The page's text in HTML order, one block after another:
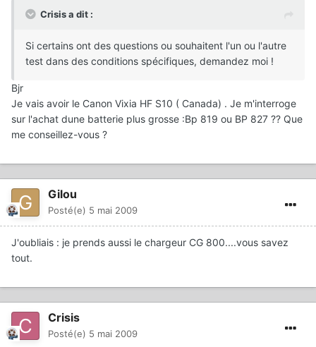
Crisis a dit :
Si certains ont des questions ou souhaitent l'un ou l'autre
test dans des conditions spécifiques, demandez moi !
Bjr
Je vais avoir le Canon Vixia HF S10 ( Canada) . Je m'interroge
sur l'achat dune batterie plus grosse :Bp 819 ou BP 827 ?? Que
me conseillez-vous ?
Gilou
Posté(e) 5 mai 2009
J'oubliais : je prends aussi le chargeur CG 800....vous savez
tout.
Crisis
Posté(e) 5 mai 2009